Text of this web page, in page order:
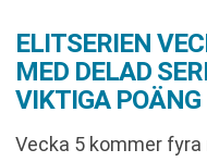
ELITSERIEN
MED DELAD
VIKTIGA POÄNG
Vecka 5 kommer